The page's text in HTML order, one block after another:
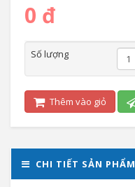
0 đ
Số lượng
Thêm vào giỏ
CHI TIẾT SẢN PHẨM